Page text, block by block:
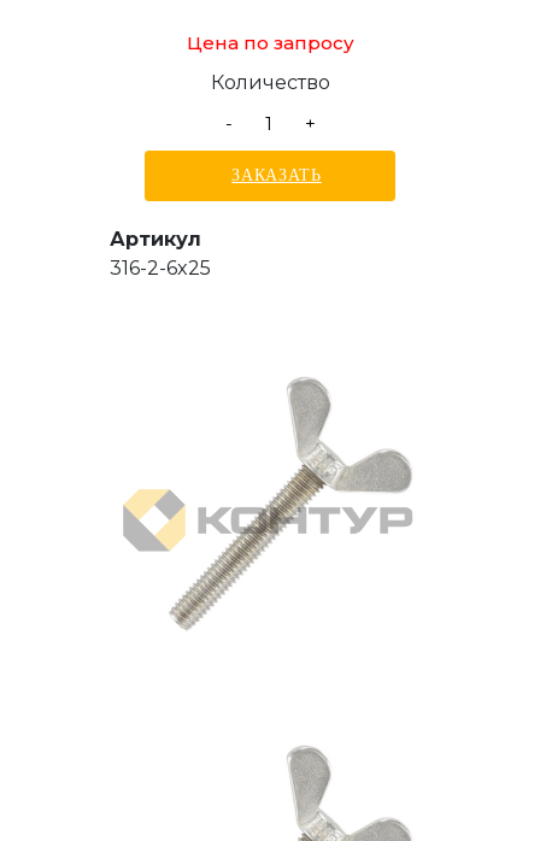
Цена по запросу
Количество
-
+
ЗАКАЗАТЬ
Артикул
316-2-6x25